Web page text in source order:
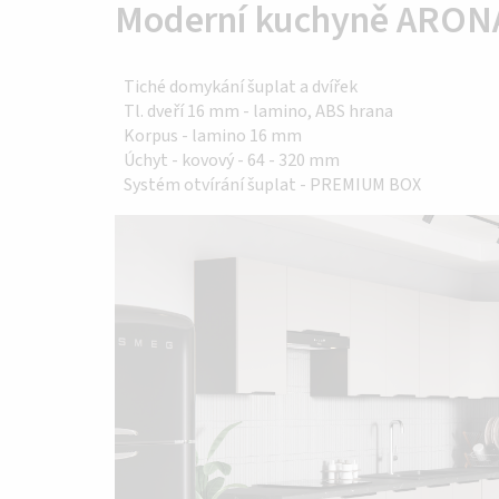
Moderní kuchyně
Tiché domykání šuplat a dvířek
Tl. dveří 16 mm - lamino, ABS hrana
Korpus - lamino 16 mm
Úchyt - kovový - 64 - 320 mm
Systém otvírání šuplat - PREMIUM BOX